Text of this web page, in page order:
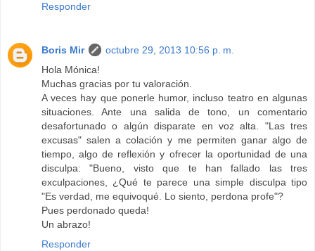
Responder
Boris Mir
octubre 29, 2013 10:56 p. m.
Hola Mónica!
Muchas gracias por tu valoración.
A veces hay que ponerle humor, incluso teatro en algunas
situaciones. Ante una salida de tono, un comentario
desafortunado o algún disparate en voz alta. "Las tres
excusas" salen a colación y me permiten ganar algo de
tiempo, algo de reflexión y ofrecer la oportunidad de una
disculpa: "Bueno, visto que te han fallado las tres
exculpaciones, ¿Qué te parece una simple disculpa tipo
"Es verdad, me equivoqué. Lo siento, perdona profe"?
Pues perdonado queda!
Un abrazo!
Responder